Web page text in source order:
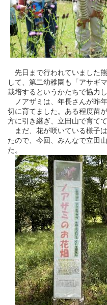
先日まで行われていました
して、第二幼稚園も「アサギ
栽培するというかたちで協力
ノアザミは、年長さんが昨
切に育てました。ある程度苗
方に引き継ぎ、立田山で育て
まだ、花が咲いている様子
たので、今回、みんなで立田
た。